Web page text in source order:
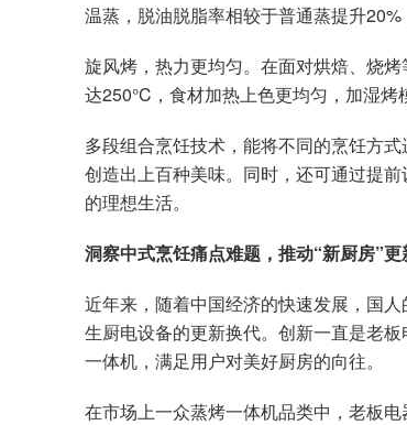
温蒸，脱油脱脂率相较于普通蒸提升20%
旋风烤，热力更均匀。在面对烘焙、烧
达250°C，食材加热上色更均匀，加湿烤
多段组合烹饪技术，能将不同的烹饪方
创造出上百种美味。同时，还可通过提
的理想生活。
洞察中式烹饪痛点难题，推动“新厨房”
近年来，随着中国经济的快速发展，国
生厨电设备的更新换代。创新一直是老
一体机，满足用户对美好厨房的向往。
在市场上一众蒸烤一体机品类中，老板